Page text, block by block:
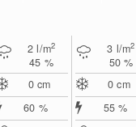
2l/m2
45 %
0cm
60 %
3 l/m2
50 %
0cm
55 %